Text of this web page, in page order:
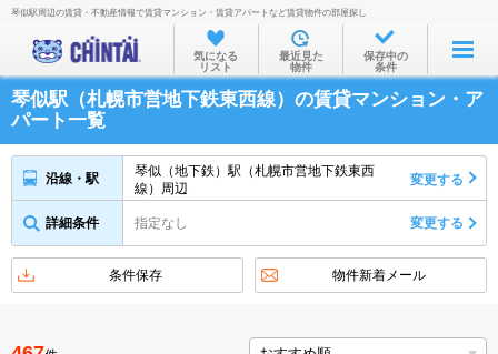
お部屋を探す
沿線・駅から
住所から
家賃相場から
不動産会社から
琴似駅周辺の賃貸・不動産情報で賃貸マンション・賃貸アパートなど賃貸物件の部屋探し
気になる
リスト
最近見た
物件
保存中の
条件
琴似駅（札幌市営地下鉄東西線）の賃貸マンション・ア
パート一覧
沿線・駅
琴似（地下鉄）駅（札幌市営地下鉄東西
線）周辺
変更する
詳細条件 指定なし 変更する
条件保存 物件新着メール